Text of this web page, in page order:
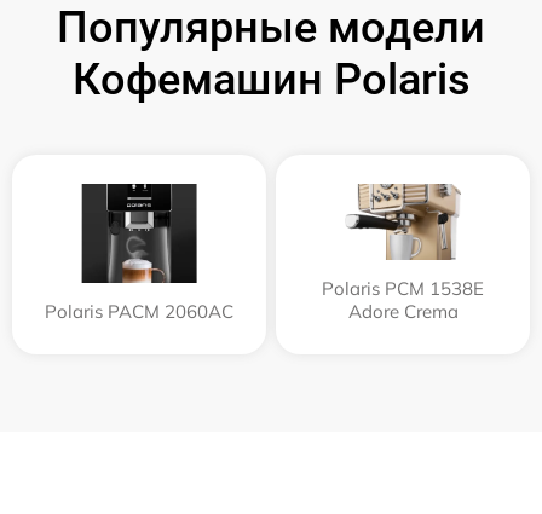
Популярные модели
Кофемашин Polaris
Polaris PACM 2060AC
Polaris PCM 1538E
Adore Crema